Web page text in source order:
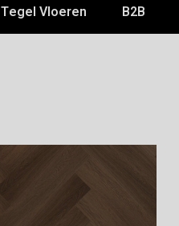
Tegel Vloeren B2B